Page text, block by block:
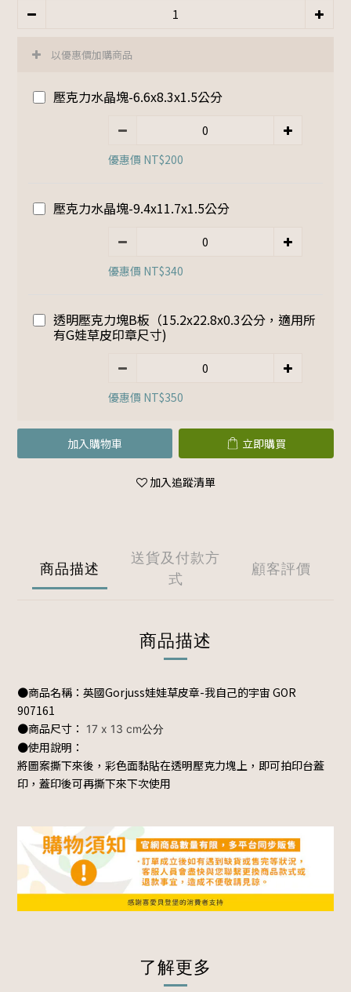
以優惠價加購商品
壓克力水晶塊-6.6x8.3x1.5公分
優惠價 NT$200
壓克力水晶塊-9.4x11.7x1.5公分
優惠價 NT$340
透明壓克力塊B板（15.2x22.8x0.3公分，適用所
有G娃草皮印章尺寸)
優惠價 NT$350
加入購物車 立即購買
加入追蹤清單
商品描述
送貨及付款方
式
顧客評價
商品描述
●商品名稱：英國Gorjuss娃娃草皮章-我自己的宇宙 GOR
907161
●商品尺寸：
17 x 13 cm公分
●使用說明：
將圖案撕下來後，彩色面黏貼在透明壓克力塊上，即可拍印台蓋
印，蓋印後可再撕下來下次使用
了解更多